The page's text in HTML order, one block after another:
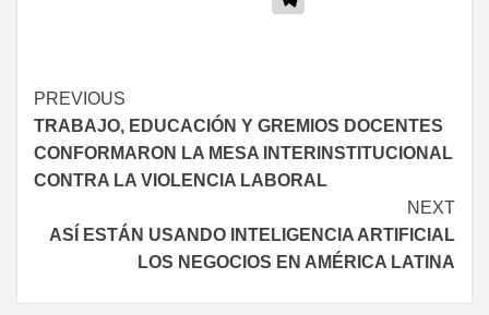
PREVIOUS
TRABAJO, EDUCACIÓN Y GREMIOS DOCENTES
CONFORMARON LA MESA INTERINSTITUCIONAL
CONTRA LA VIOLENCIA LABORAL
NEXT
ASÍ ESTÁN USANDO INTELIGENCIA ARTIFICIAL
LOS NEGOCIOS EN AMÉRICA LATINA